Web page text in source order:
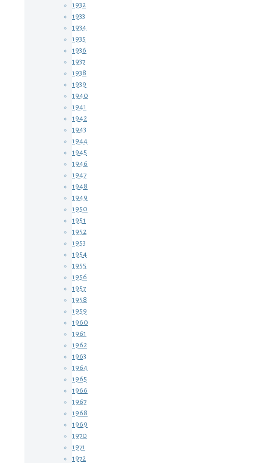
1932
1933
1934
1935
1936
1937
1938
1939
1940
1941
1942
1943
1944
1945
1946
1947
1948
1949
1950
1951
1952
1953
1954
1955
1956
1957
1958
1959
1960
1961
1962
1963
1964
1965
1966
1967
1968
1969
1970
1971
1972